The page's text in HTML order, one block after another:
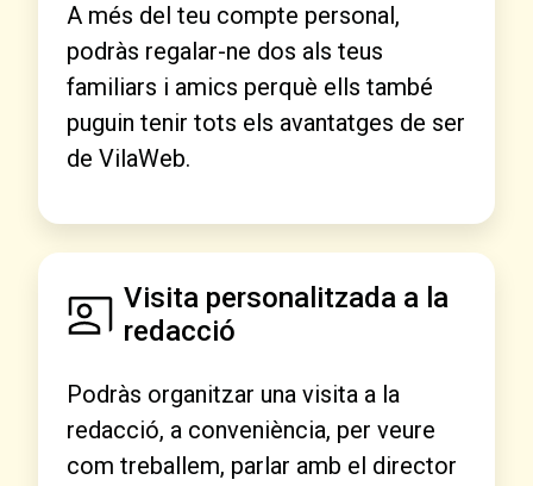
A més del teu compte personal,
podràs regalar-ne dos als teus
familiars i amics perquè ells també
puguin tenir tots els avantatges de ser
de VilaWeb.
Visita personalitzada a la
redacció
Podràs organitzar una visita a la
redacció, a conveniència, per veure
com treballem, parlar amb el director